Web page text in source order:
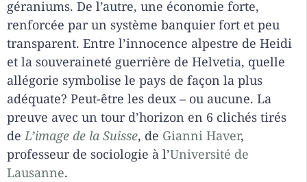
géraniums. De l’autre, une économie forte,
renforcée par un système banquier fort et peu
transparent. Entre l’innocence alpestre de Heidi
et la souveraineté guerrière de Helvetia, quelle
allégorie symbolise le pays de façon la plus
adéquate? Peut-être les deux – ou aucune. La
preuve avec un tour d’horizon en 6 clichés tirés
deL’image de la Suisse, de Gianni Haver,
professeur de sociologie à l’Université de
Lausanne.